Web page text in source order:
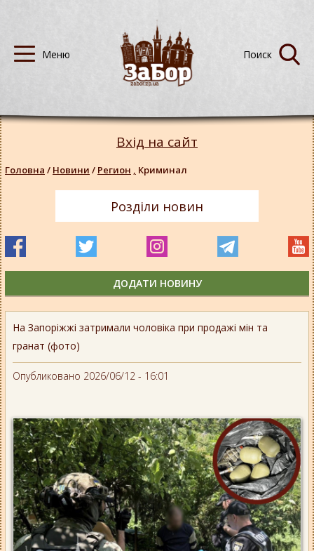
На Запоріжжі затримали чоловіка при продажі мін та
гранат (фото)
Опубликовано 2026/06/12 - 16:01
Вхід на сайт
Головна / Новини / Регион , Криминал
Розділи новин
ДОДАТИ НОВИНУ